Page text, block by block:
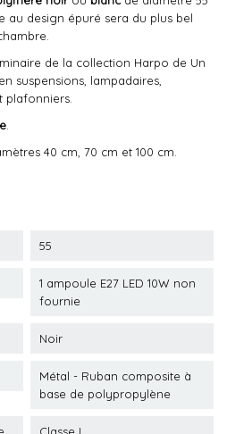
au design épuré sera du plus bel
de la collection Harpo de Un
suspensions, lampadaires,
plafonniers.
40 cm, 70 cm et 100 cm.
55
1 ampoule E27 LED 10W non
fournie
Noir
Métal - Ruban composite à
base de polypropylène